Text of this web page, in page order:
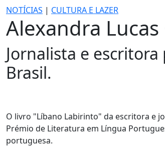
NOTÍCIAS | CULTURA E LAZER
Alexandra
Jornalista e
Brasil.
O livro "Líbano Labirinto" da escritora e
Prémio de Literatura em Língua
portuguesa.